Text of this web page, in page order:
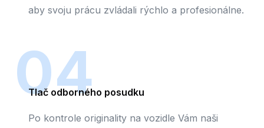
aby svoju prácu zvládali rýchlo a profesionálne.
04
Tlač odborného posudku
Po kontrole originality na vozidle Vám naši